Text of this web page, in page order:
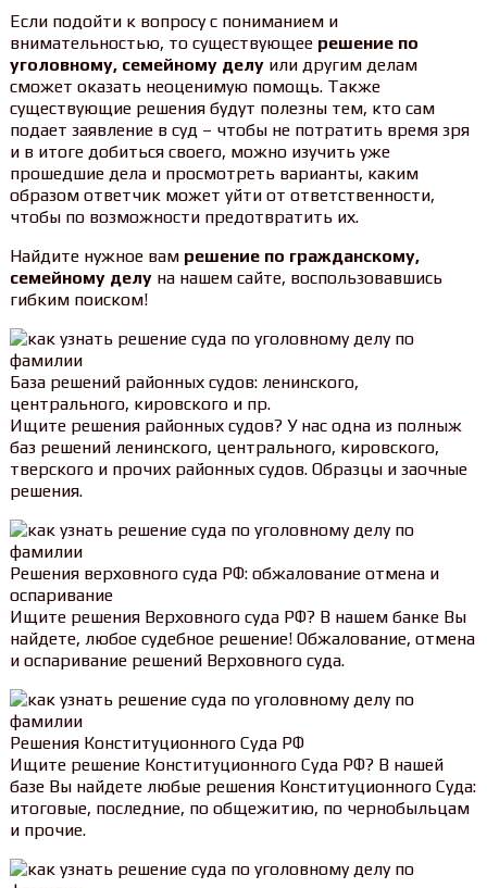
Если подойти к вопросу с пониманием и
внимательностью, то существующее решение по
уголовному, семейному делуили другим делам
сможет оказать неоценимую помощь. Также
существующие решения будут полезны тем, кто сам
подает заявление в суд – чтобы не потратить время зря
и в итоге добиться своего, можно изучить уже
прошедшие дела и просмотреть варианты, каким
образом ответчик может уйти от ответственности,
чтобы по возможности предотвратить их.
Найдите нужное вам решение по гражданскому,
семейному делуна нашем сайте, воспользовавшись
гибким поиском!
База решений районных судов: ленинского,
центрального, кировского и пр.
Ищите решения районных судов? У нас одна из полныж
баз решений ленинского, центрального, кировского,
тверского и прочих районных судов. Образцы и заочные
решения.
Решения верховного суда РФ: обжалование отмена и
оспаривание
Ищите решения Верховного суда РФ? В нашем банке Вы
найдете, любое судебное решение! Обжалование, отмена
и оспаривание решений Верховного суда.
Решения Конституционного Суда РФ
Ищите решение Конституционного Суда РФ? В нашей
базе Вы найдете любые решения Конституционного Суда:
итоговые, последние, по общежитию, по чернобыльцам
и прочие.